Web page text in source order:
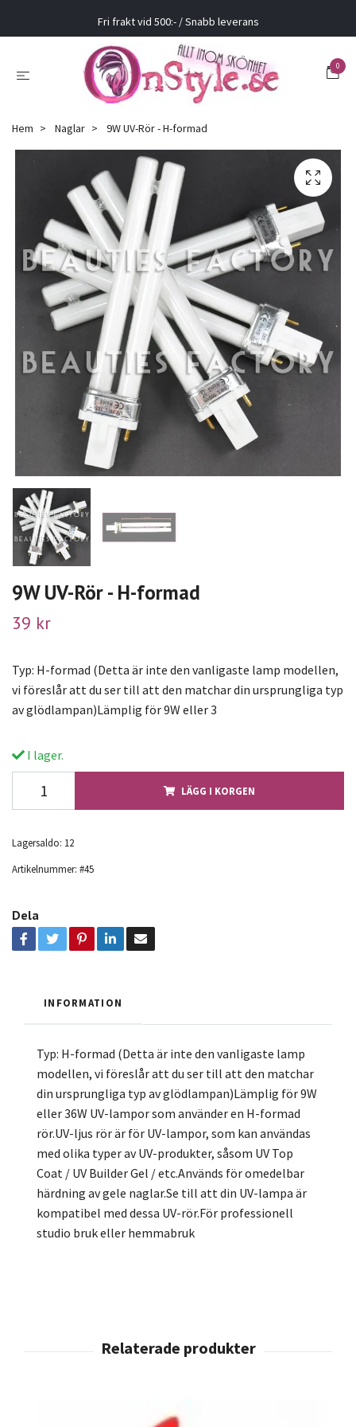
Fri frakt vid 500:- / Snabb leverans
0
Hem Naglar 9W UV-Rör - H-formad
9W UV-Rör - H-formad
39 kr
Typ: H-formad (Detta är inte den vanligaste lamp modellen,
vi föreslår att du ser till att den matchar din ursprungliga typ
av glödlampan)Lämplig för 9W eller 3
I lager.
LÄGG I KORGEN
Lagersaldo: 12
Artikelnummer: #45
Dela
INFORMATION
Typ: H-formad (Detta är inte den vanligaste lamp
modellen, vi föreslår att du ser till att den matchar
din ursprungliga typ av glödlampan)Lämplig för 9W
eller 36W UV-lampor som använder en H-formad
rör.UV-ljus rör är för UV-lampor, som kan användas
med olika typer av UV-produkter, såsom UV Top
Coat / UV Builder Gel / etc.Används för omedelbar
härdning av gele naglar.Se till att din UV-lampa är
kompatibel med dessa UV-rör.För professionell
studio bruk eller hemmabruk